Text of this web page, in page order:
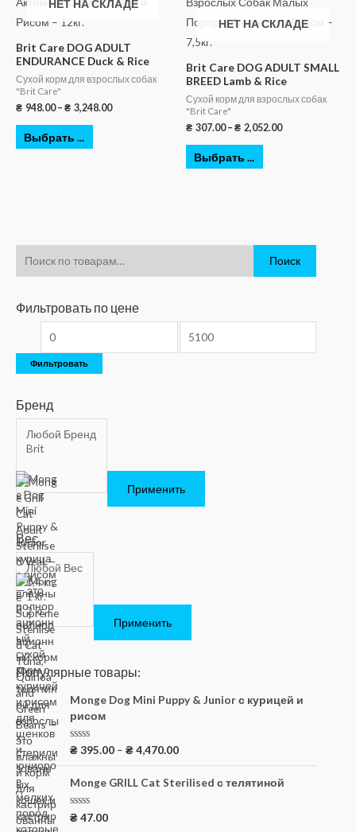
Поиск
Фильтровать по цене
Фильтровать
Бренд
Применить
Вес
Применить
Популярные товары:
Monge Dog Mini Puppy & Junior с курицей и
рисом
О
н
к
а
0
и
₴ 395.00 –₴ 4,470.00
Monge GRILL Cat Sterilised с телятиной
О
₴ 47.00
НЕТ НА СКЛАДЕ
Brit Care DOG ADULT
ENDURANCE Duck & Rice
Сухой корм для взрослых собак
"Brit Care"
₴ 948.00– ₴ 3,248.00
Выбрать ...
НЕТ НА СКЛАДЕ
Brit Care DOG ADULT SMALL
BREED Lamb & Rice
Сухой корм для взрослых собак
"Brit Care"
₴ 307.00– ₴ 2,052.00
Выбрать ...